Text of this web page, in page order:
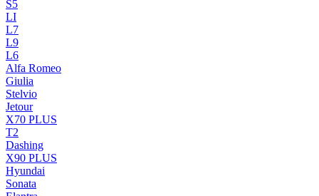
S5
LI
L7
L9
L6
Alfa Romeo
Giulia
Stelvio
Jetour
X70 PLUS
T2
Dashing
X90 PLUS
Hyundai
Sonata